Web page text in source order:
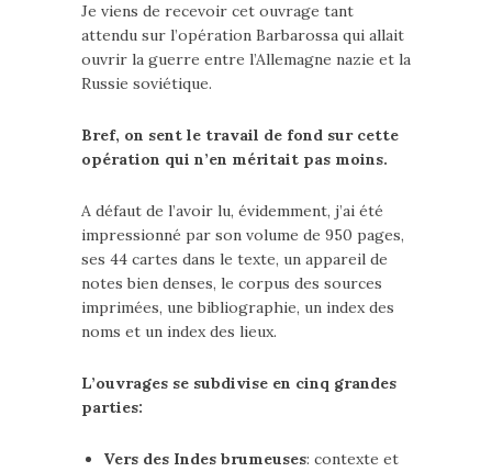
Je viens de recevoir cet ouvrage tant
attendu sur l’opération Barbarossa qui allait
ouvrir la guerre entre l’Allemagne nazie et la
Russie soviétique.
Bref, on sent le travail de fond sur cette
opération qui n’en méritait pas moins.
A défaut de l’avoir lu, évidemment, j’ai été
impressionné par son volume de 950 pages,
ses 44 cartes dans le texte, un appareil de
notes bien denses, le corpus des sources
imprimées, une bibliographie, un index des
noms et un index des lieux.
L’ouvrages se subdivise en cinq grandes
parties:
Vers des Indes brumeuses: contexte et